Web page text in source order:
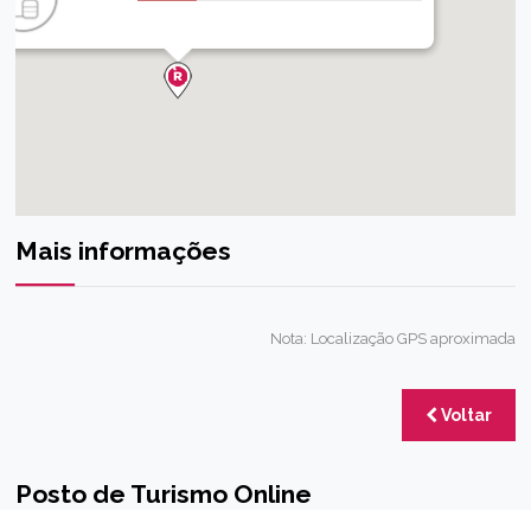
Mais informações
Nota: Localização GPS aproximada
Voltar
Posto de Turismo Online